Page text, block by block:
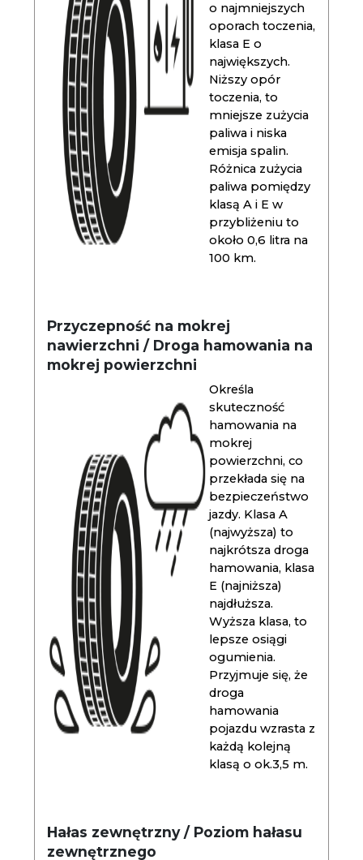
o najmniejszych
oporach toczenia,
klasa E o
największych.
Niższy opór
toczenia, to
mniejsze zużycia
paliwa i niska
emisja spalin.
Różnica zużycia
paliwa pomiędzy
klasą A i E w
przybliżeniu to
około 0,6 litra na
100 km.
Przyczepność na mokrej
nawierzchni / Droga hamowania na
mokrej powierzchni
Określa
skuteczność
hamowania na
mokrej
powierzchni, co
przekłada się na
bezpieczeństwo
jazdy. Klasa A
(najwyższa) to
najkrótsza droga
hamowania, klasa
E (najniższa)
najdłuższa.
Wyższa klasa, to
lepsze osiągi
ogumienia.
Przyjmuje się, że
droga
hamowania
pojazdu wzrasta z
każdą kolejną
klasą o ok.3,5 m.
Hałas zewnętrzny / Poziom hałasu
zewnętrznego